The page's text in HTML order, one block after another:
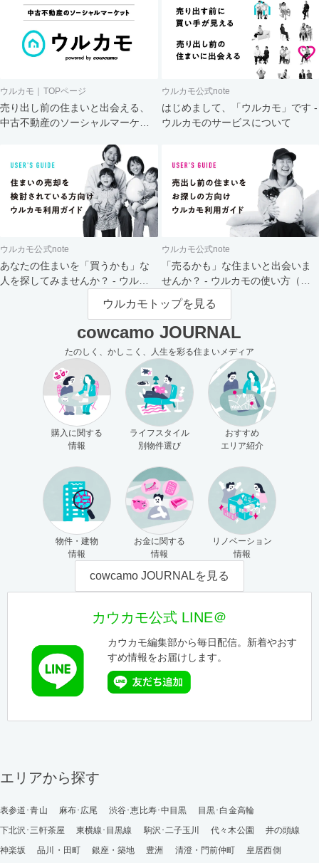
ウルカモ｜TOPページ
売り出し前の住まいと出会える、
中古不動産のソーシャルマーケッ
ウルカモ公式note
はじめまして、「ウルカモ」です -
ウルカモのサービスについて
ウルカモ公式note
あなたの住まいを「買うかも」な
人を探してみませんか？ - ウルカ
ウルカモ公式note
「売るかも」な住まいと出会いま
せんか？ - ウルカモの使い方（買
主さま向け）
ウルカモトップを見る
cowcamo JOURNAL
たのしく、かしこく、人生を彩る住まいメディア
購入に関する
情報
ライフスタイル
別物件選び
おすすめ
エリア紹介
物件・建物
情報
お金に関する
情報
リノベーション
情報
cowcamo JOURNALを見る
カウカモ公式 LINE＠
カウカモ編集部から毎日配信。新着やおす
すめ情報をお届けします。
エリアから探す
表参道･青山 麻布･広尾 渋谷･恵比寿･中目黒
目黒･白金高輪
下北沢･三軒茶屋
東横線･目黒線 駒沢･二子玉川 代々木公園
井の頭線
神楽坂
品川・田町 銀座・築地 豊洲 清澄・門前仲町
皇居西側